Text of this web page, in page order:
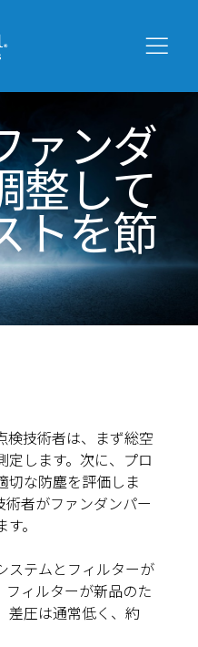
ァンダ
整して
トを節
検技術者は、まず総空
定します。次に、プロ
切な防塵を評価しま
者がファンダンパー
。
ステムとフィルターが
フィルターが新品のた
差圧は通常低く、約